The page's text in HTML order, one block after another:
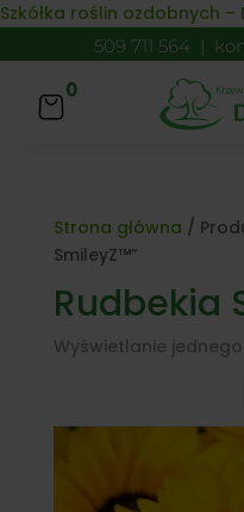
Skip to content
Szkółka roślin ozdobnych –
509 711 564 |
0
Strona główna /
SmileyZ™”
Rudbekia
Wyświetlanie